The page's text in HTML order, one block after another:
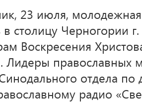
23 июля,
в столицу Черногории
Воскресения
Лидеры
отдела
радио